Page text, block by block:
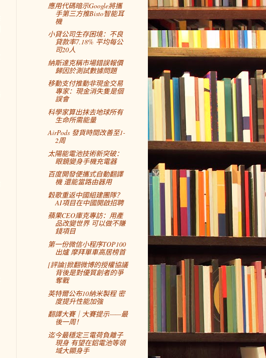
應用代碼暗示Google將攜
手第三方推Bisto智能耳
機
小貸公司生存困境：不良
貸款率7.18% 平均每公
司20人
納斯達克稱市場錯誤報價
歸因於測試數據問題
移動支付推動非現金交易
專家：現金消失隻是個
誤會
科學家算出抹去地球所有
生命所需能量
AirPods 發貨時間改善至1-
2周
太陽能電池技術新突破：
眼鏡變身手機充電器
百度開發便攜式自動翻譯
機 還能當路由器用
穀歌重返中國組建團隊？
AI項目在中國開啟招聘
蘋果CEO庫克專訪：用產
品改變世界 可以做不賺
錢項目
第一份微信小程序TOP100
出爐 摩拜單車高居榜首
[評論]掀翻微博的授權協議
背後是對優質創者的爭
奪戰
英特爾公布10納米製程 密
度提升性能加強
翻譯大賽｜大賽提示——最
後一周！
迄今最穩定三電荷負離子
現身 有望在鋁電池等領
域大顯身手